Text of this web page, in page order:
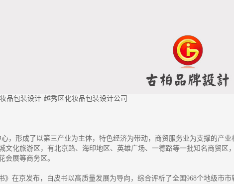
品包装设计-越秀区化妆品包装设计公司
，形成了以第三产业为主体，特色经济为带动，商贸服务业为支撑的产业
化旅游区，有北京路、海印地区、英雄广场、一德路等一批知名商贸区，
会展等商务区。
在京发布，白皮书以高质量发展为导向，综合评析了全国968个地级市市